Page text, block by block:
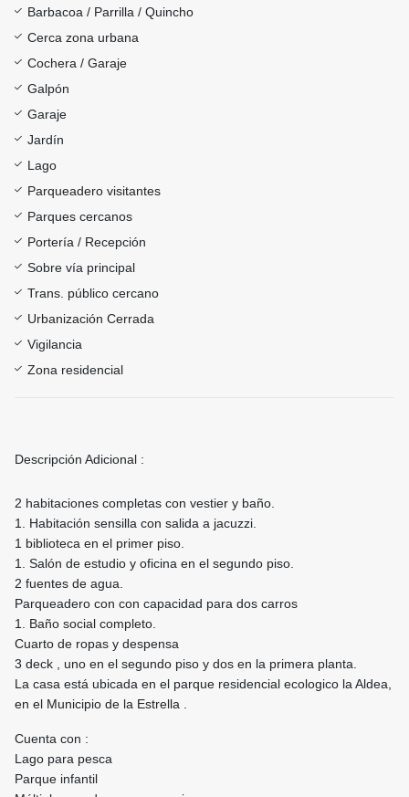
Barbacoa / Parrilla / Quincho
Cerca zona urbana
Cochera / Garaje
Galpón
Garaje
Jardín
Lago
Parqueadero visitantes
Parques cercanos
Portería / Recepción
Sobre vía principal
Trans. público cercano
Urbanización Cerrada
Vigilancia
Zona residencial
Descripción Adicional :
2 habitaciones completas con vestier y baño.
1. Habitación sensilla con salida a jacuzzi.
1 biblioteca en el primer piso.
1. Salón de estudio y oficina en el segundo piso.
2 fuentes de agua.
Parqueadero con con capacidad para dos carros
1. Baño social completo.
Cuarto de ropas y despensa
3 deck , uno en el segundo piso y dos en la primera planta.
La casa está ubicada en el parque residencial ecologico la Aldea,
en el Municipio de la Estrella .
Cuenta con :
Lago para pesca
Parque infantil